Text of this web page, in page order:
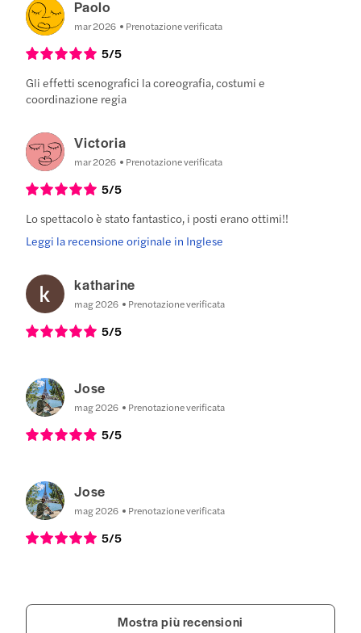
Paolo
mar 2026 Prenotazione verificata
5/5
Gli effetti scenografici la coreografia, costumi e
coordinazione regia
Victoria
mar 2026 Prenotazione verificata
5/5
Lo spettacolo è stato fantastico, i posti erano ottimi!!
Leggi la recensione originale in Inglese
katharine
mag 2026 Prenotazione verificata
5/5
Jose
mag 2026 Prenotazione verificata
5/5
Jose
mag 2026 Prenotazione verificata
5/5
Mostra più recensioni